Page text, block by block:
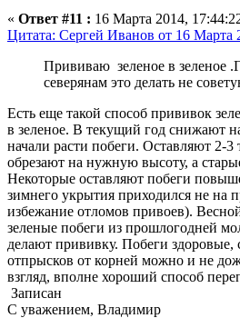
« Ответ #11 : 16 Марта 2014,
Цитата: Сергей Иванов от 16 Марта
Прививаю зеленое в зеленое
северянам это делать не
Есть еще такой способ прививок
в зеленое. В текущий год снижают
начали расти побеги. Оставляют 2-3
обрезают на нужную высоту, а
Некоторые оставляют побеги
зимнего укрытия приходился не на
избежание отломов привоев).
зеленые побеги из прошлогодней
делают прививку. Побеги
отпрысков от корней можно и не
взгляд, вполне хороший способ
Записан
С уважением, Владимир